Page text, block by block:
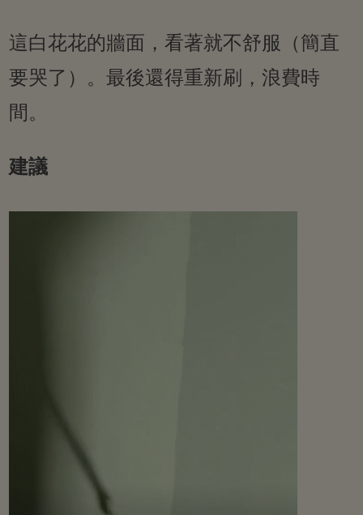
這白花花的牆面，看著就不舒服（簡直
要哭了）。最後還得重新刷，浪費時
間。
建議